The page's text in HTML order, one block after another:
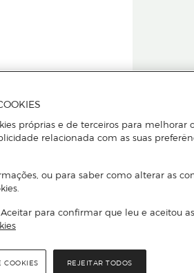
ou
Corte Inglés.
próprias e de terceiros para melhorar
relacionada com as suas
ou para saber como alterar as
para confirmar que leu e aceitou
REJEITAR TODOS
COOKIES